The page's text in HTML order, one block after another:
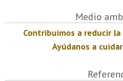
Medio
Contribuimos a reducir
Ayúdanos a